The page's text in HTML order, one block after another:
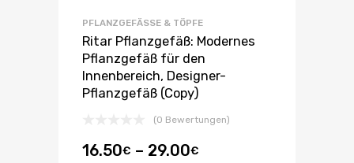
PFLANZGEFÄSSE & TÖPFE
Ritar Pflanzgefäß: Modernes
Pflanzgefäß für den
Innenbereich, Designer-
Pflanzgefäß (Copy)
(0 Bewertungen)
16.50€ – 29.00€